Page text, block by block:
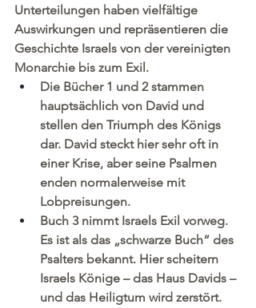
Unterteilungen haben vielfältige
Auswirkungen und repräsentieren die
Geschichte Israels von der vereinigten
Monarchie bis zum Exil.
Die Bücher 1 und 2 stammen
hauptsächlich von David und
stellen den Triumph des Königs
dar. David steckt hier sehr oft in
einer Krise, aber seine Psalmen
enden normalerweise mit
Lobpreisungen.
Buch 3 nimmt Israels Exil vorweg.
Es ist als das „schwarze Buch“ des
Psalters bekannt. Hier scheitern
Israels Könige – das Haus Davids –
und das Heiligtum wird zerstört.